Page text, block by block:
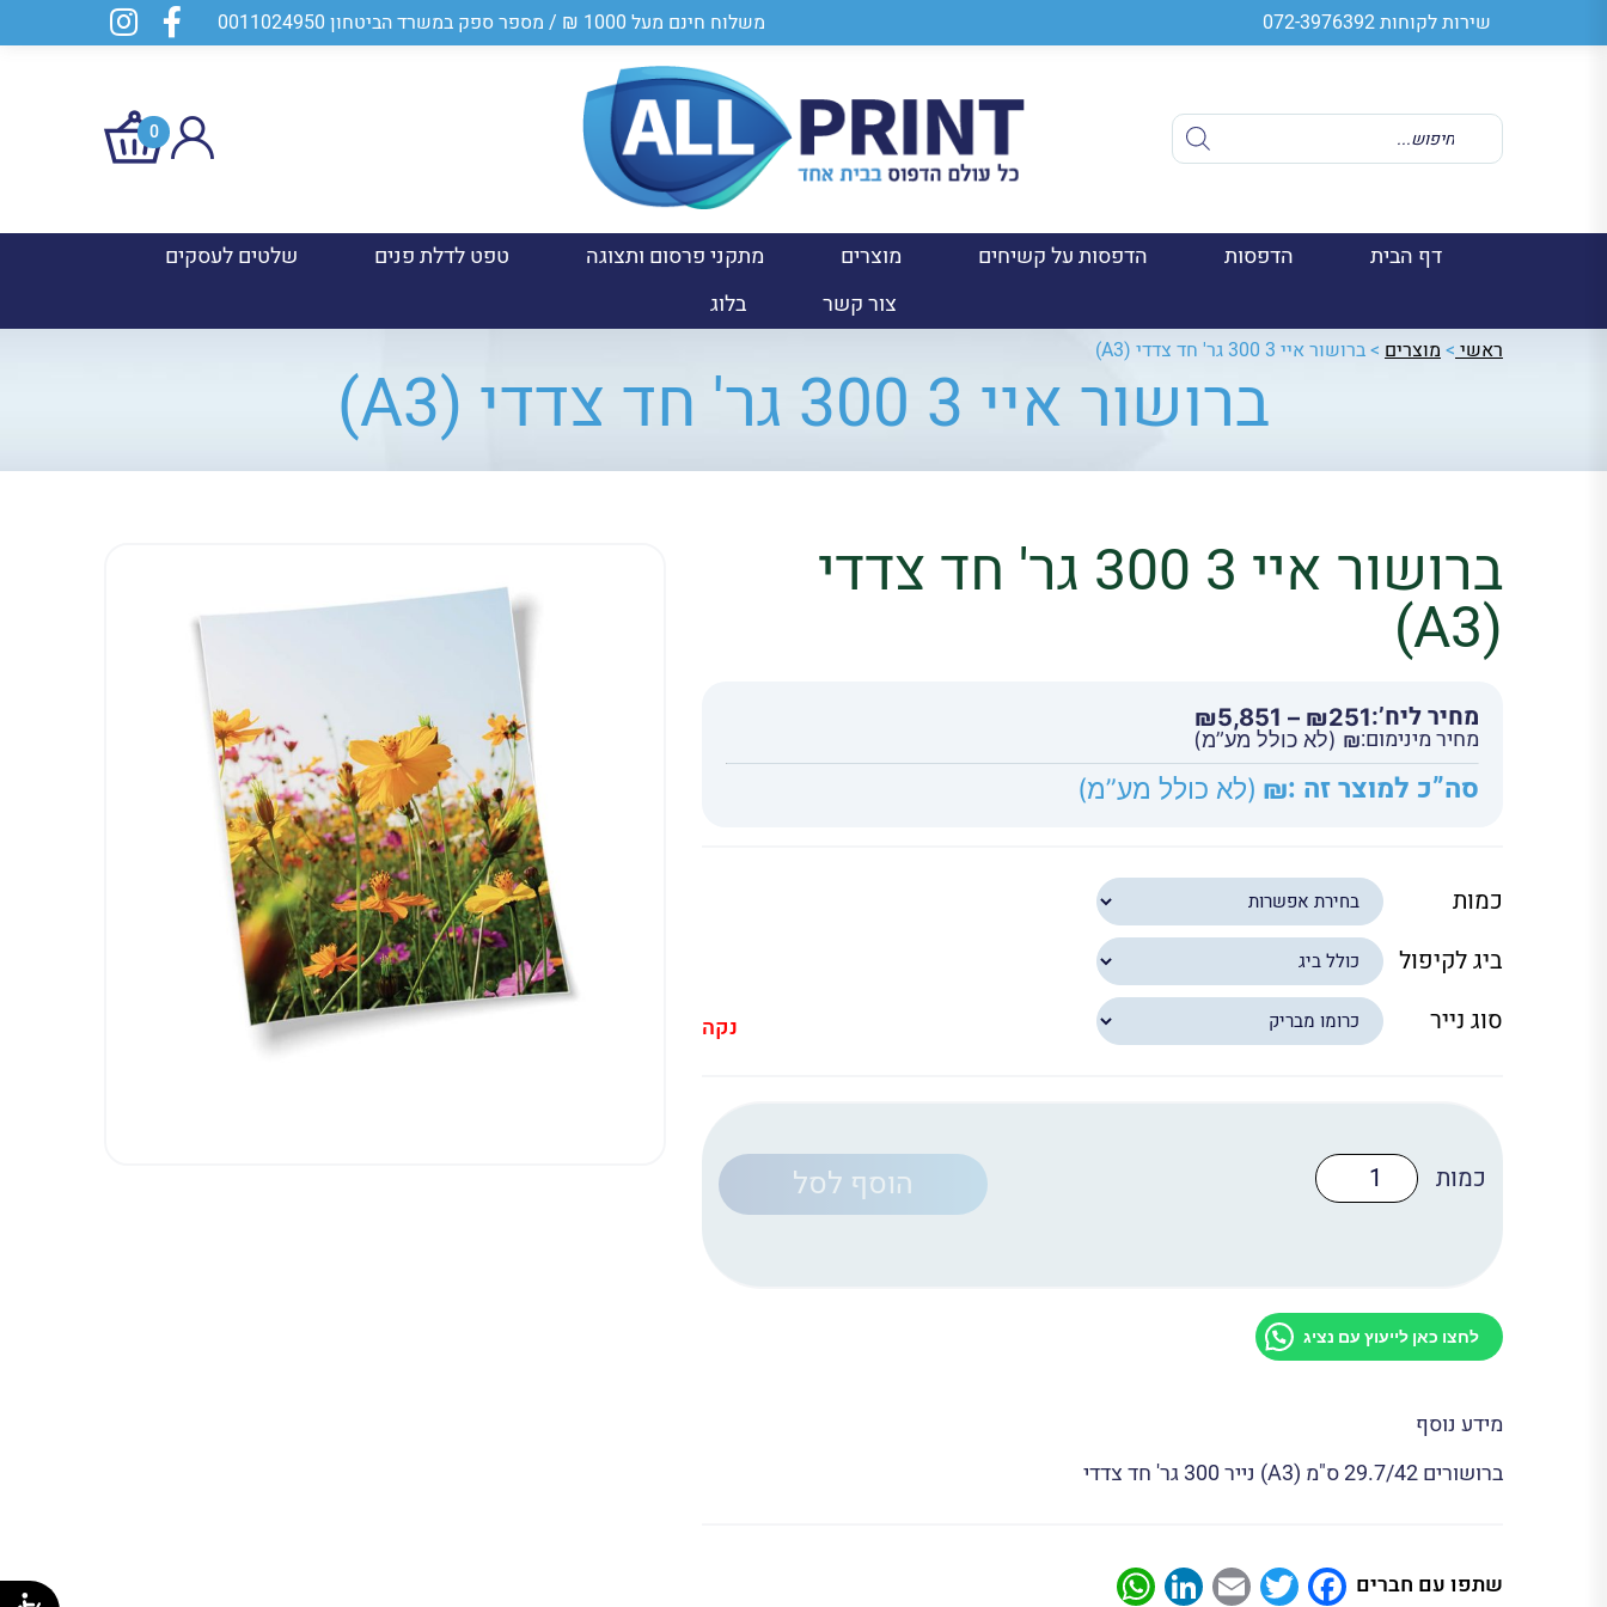
שירות לקוחות072-3976392 משלוח חינם מעל 1000 ₪ / מספר ספק במשרד הביטחון 0011024950
Products
search
0
דף הבית הדפסות הדפסות על קשיחים מוצרים מתקני פרסום ותצוגה טפט לדלת פנים
שלטים לעסקים
צור קשר
בלוג
ראשי > מוצרים >ברושור איי 3 300 גר' חד צדדי (A3)
ברושור איי 3 300 גר' חד צדדי (A3)
ברושור איי 3 300 גר' חד צדדי
(A3)
מחיר ליח’: ₪251
–
₪5,851
עד
מחיר מינימום:₪ (לא כולל מע”מ)
סה”כ למוצר זה :₪ (לא כולל מע”מ)
כמות
ביג לקיפול
סוג נייר
נקה
כמות
של
ברושור
גר'
חד
צדדי
(A3)
הוסף לסל
לחצו כאן לייעוץ עם נציג
מידע נוסף
ברושורים 29.7/42 ס"מ (A3) נייר 300 גר' חד צדדי
שתפו עם חברים Facebook
Twitter
Email
LinkedIn